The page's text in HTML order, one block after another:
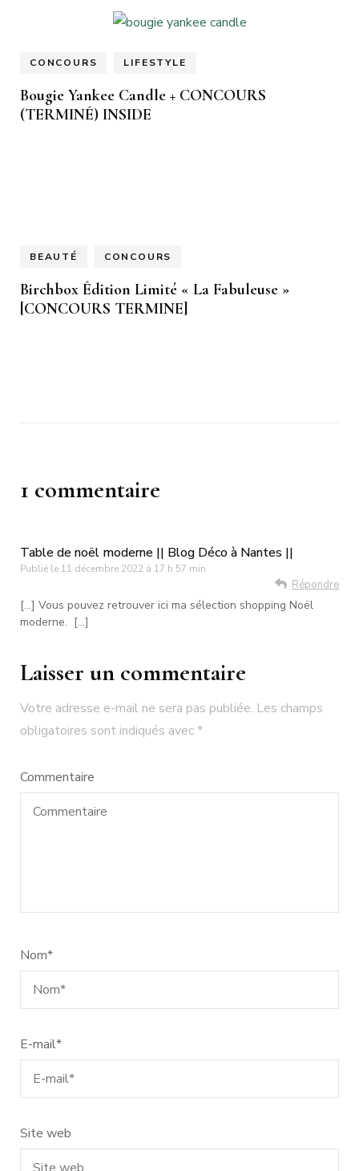
CONCOURS LIFESTYLE
Bougie Yankee Candle + CONCOURS
(TERMINÉ) INSIDE
BEAUTÉ CONCOURS
Birchbox Édition Limité « La Fabuleuse »
[CONCOURS TERMINE]
1 commentaire
Table de noël moderne || Blog Déco à Nantes ||
Publié le 11 décembre 2022 à 17 h 57 min
Répondre
[…] Vous pouvez retrouver ici ma sélection shopping Noël
moderne. […]
Laisser un commentaire
Votre adresse e-mail ne sera pas publiée. Les champs
obligatoires sont indiqués avec*
Commentaire
Nom*
E-mail*
Site web